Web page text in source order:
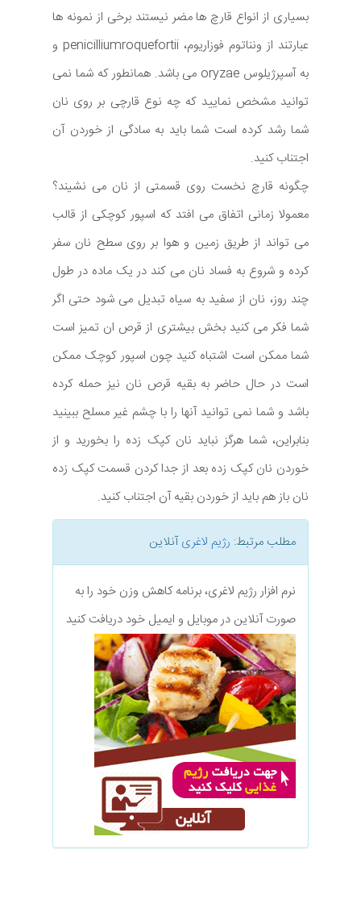
بسیاری از انواع قارچ ها مضر نیستند برخی از نمونه ها
عبارتند از ونناتوم فوزاریوم، penicilliumroquefortii و
به آسپرژیلوس oryzae می باشد. همانطور که شما نمی
توانید مشخص نمایید که چه نوع قارچی بر روی نان
شما رشد کرده است شما باید به سادگی از خوردن آن
اجتناب کنید.
چگونه قارچ نخست روی قسمتی از نان می نشیند؟
معمولا زمانی اتفاق می افتد که اسپور کوچکی از قالب
می تواند از طریق زمین و هوا بر روی سطح نان سفر
کرده و شروع به فساد نان می کند در یک ماده در طول
چند روز، نان از سفید به سیاه تبدیل می شود حتی اگر
شما فکر می کنید بخش بیشتری از قرص ان تمیز است
شما ممکن است اشتباه کنید چون اسپور کوچک ممکن
است در حال حاضر به بقیه قرص نان نیز حمله کرده
باشد و شما نمی توانید آنها را با چشم غیر مسلح ببینید
بنابراین، شما هرگز نباید نان کپک زده را بخورید و از
خوردن نان کپک زده بعد از جدا کردن قسمت کپک زده
نان باز هم باید از خوردن بقیه آن اجتناب کنید.
مطلب مرتبط: رژیم لاغریآنلاین
نرم افزار رژیم لاغری، برنامه کاهش وزن خود را به
صورت آنلاین در موبایل و ایمیل خود دریافت کنید